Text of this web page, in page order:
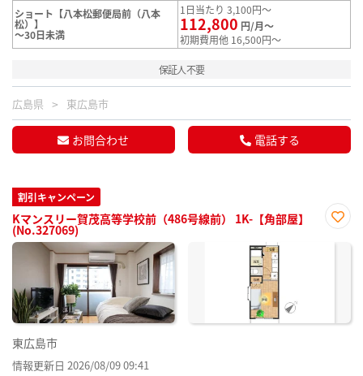
ショート【八本松郵便局前（八本
松）】
～30日未満
1日当たり 3,100円～
112,800 円/月～
初期費用他 16,500円～
保証人不要
広島県 東広島市
お問合わせ 電話する
割引キャンペーン
Kマンスリー賀茂高等学校前（486号線前） 1K-【角部屋】
(No.327069)
に入
東広島市
情報更新日 2026/08/09 09:41